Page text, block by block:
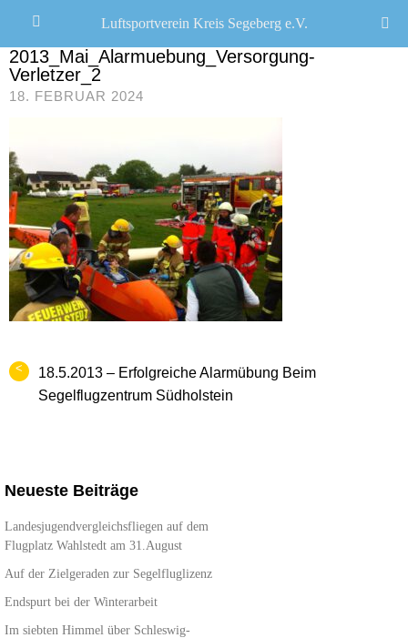
2013_Mai_Alarmuebung_Versorgung-
Verletzer_2
18. FEBRUAR 2024
<
18.5.2013 – Erfolgreiche Alarmübung Beim
Segelflugzentrum Südholstein
Neueste Beiträge
Landesjugendvergleichsfliegen auf dem
Flugplatz Wahlstedt am 31.August
Auf der Zielgeraden zur Segelfluglizenz
Endspurt bei der Winterarbeit
Im siebten Himmel über Schleswig-
Luftsportverein Kreis Segeberg e.V.